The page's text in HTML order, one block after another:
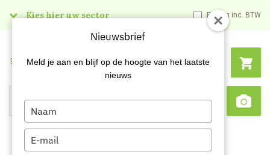
Kies hier uw sector Prijzen inc. BTW
Search
Menu
Nieuwsbrief
Meld je aan en blijf op de hoogte van het laatste
nieuws
Type
your
name
Type
your